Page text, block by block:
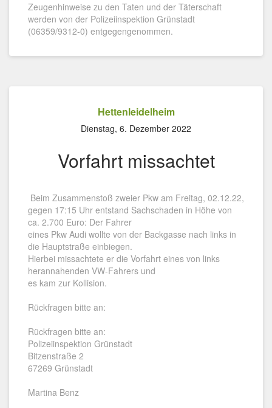
Zeugenhinweise zu den Taten und der Täterschaft
werden von der Polizeiinspektion Grünstadt
(06359/9312-0) entgegengenommen.
Hettenleidelheim
Dienstag, 6. Dezember 2022
Vorfahrt missachtet
Beim Zusammenstoß zweier Pkw am Freitag, 02.12.22,
gegen 17:15 Uhr entstand Sachschaden in Höhe von
ca. 2.700 Euro: Der Fahrer
eines Pkw Audi wollte von der Backgasse nach links in
die Hauptstraße einbiegen.
Hierbei missachtete er die Vorfahrt eines von links
herannahenden VW-Fahrers und
es kam zur Kollision.
Rückfragen bitte an:
Rückfragen bitte an:
Polizeiinspektion Grünstadt
Bitzenstraße 2
67269 Grünstadt
Martina Benz